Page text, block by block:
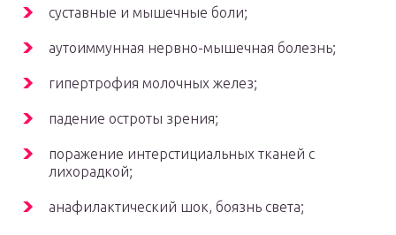
суставные и мышечные боли;
аутоиммунная нервно-мышечная болезнь;
гипертрофия молочных желез;
падение остроты зрения;
поражение интерстициальных тканей с
лихорадкой;
анафилактический шок, боязнь света;